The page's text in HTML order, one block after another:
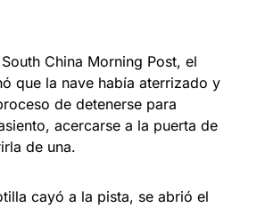
China Morning Post, el
que la nave había aterrizado y
de detenerse para
acercarse a la puerta de
de una.
cayó a la pista, se abrió el